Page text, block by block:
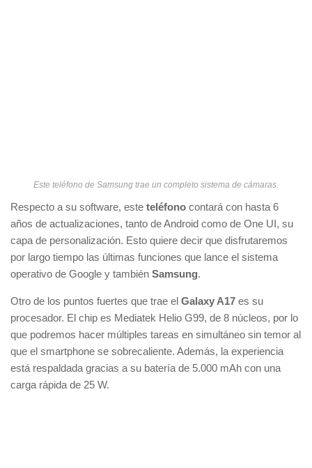
Este teléfono de Samsung trae un completo sistema de cámaras.
Respecto a su software, este teléfono contará con hasta 6
años de actualizaciones, tanto de Android como de One UI, su
capa de personalización. Esto quiere decir que disfrutaremos
por largo tiempo las últimas funciones que lance el sistema
operativo de Google y también Samsung.
Otro de los puntos fuertes que trae el Galaxy A17 es su
procesador. El chip es Mediatek Helio G99, de 8 núcleos, por lo
que podremos hacer múltiples tareas en simultáneo sin temor al
que el smartphone se sobrecaliente. Además, la experiencia
está respaldada gracias a su batería de 5.000 mAh con una
carga rápida de 25 W.